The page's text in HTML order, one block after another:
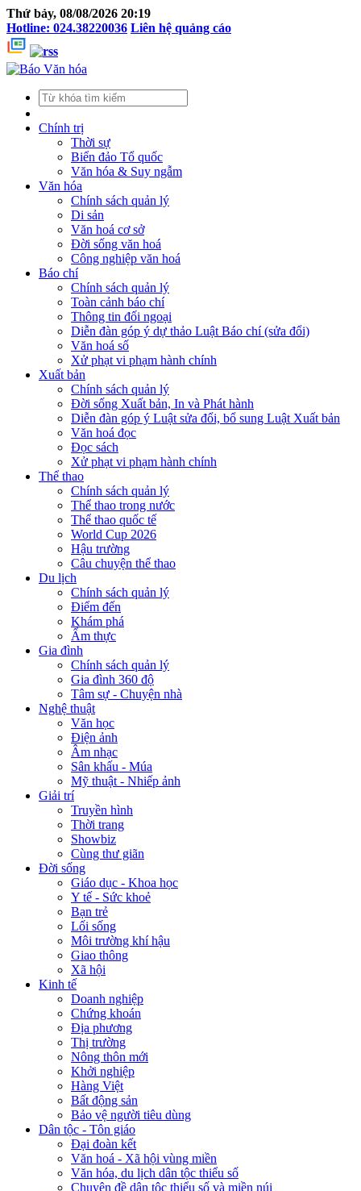
Thứ bảy, 08/08/2026 20:19
Hotline: 024.38220036 Liên hệ quảng cáo
Chính trị
Thời sự
Biển đảo Tổ quốc
Văn hóa & Suy ngẫm
Văn hóa
Chính sách quản lý
Di sản
Văn hoá cơ sở
Đời sống văn hoá
Công nghiệp văn hoá
Báo chí
Chính sách quản lý
Toàn cảnh báo chí
Thông tin đối ngoại
Diễn đàn góp ý dự thảo Luật Báo chí (sửa đổi)
Văn hoá số
Xử phạt vi phạm hành chính
Xuất bản
Chính sách quản lý
Đời sống Xuất bản, In và Phát hành
Diễn đàn góp ý Luật sửa đổi, bổ sung Luật Xuất bản
Văn hoá đọc
Đọc sách
Xử phạt vi phạm hành chính
Thể thao
Chính sách quản lý
Thể thao trong nước
Thể thao quốc tế
World Cup 2026
Hậu trường
Câu chuyện thể thao
Du lịch
Chính sách quản lý
Điểm đến
Khám phá
Ẩm thực
Gia đình
Chính sách quản lý
Gia đình 360 độ
Tâm sự - Chuyện nhà
Nghệ thuật
Văn học
Điện ảnh
Âm nhạc
Sân khấu - Múa
Mỹ thuật - Nhiếp ảnh
Giải trí
Truyền hình
Thời trang
Showbiz
Cùng thư giãn
Đời sống
Giáo dục - Khoa học
Y tế - Sức khoẻ
Bạn trẻ
Lối sống
Môi trường khí hậu
Giao thông
Xã hội
Kinh tế
Doanh nghiệp
Chứng khoán
Địa phương
Thị trường
Nông thôn mới
Khởi nghiệp
Hàng Việt
Bất động sản
Bảo vệ người tiêu dùng
Dân tộc - Tôn giáo
Đại đoàn kết
Văn hoá - Xã hội vùng miền
Văn hóa, du lịch dân tộc thiểu số
Chuyên đề dân tộc thiểu số và miền núi